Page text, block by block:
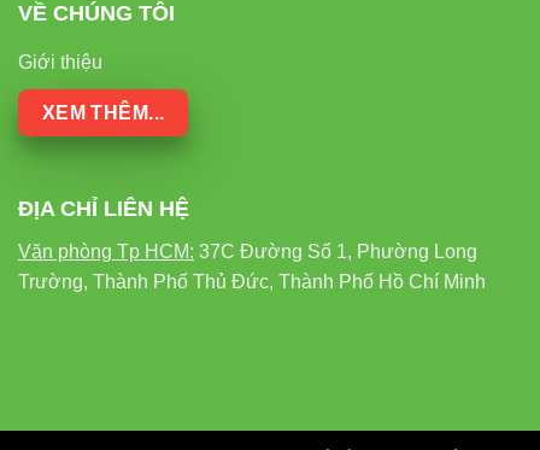
VỀ CHÚNG TÔI
Giới thiệu
XEM THÊM...
ĐỊA CHỈ LIÊN HỆ
Văn phòng Tp HCM: 37C Đường Số 1, Phường Long
Trường, Thành Phố Thủ Đức, Thành Phố Hồ Chí Minh